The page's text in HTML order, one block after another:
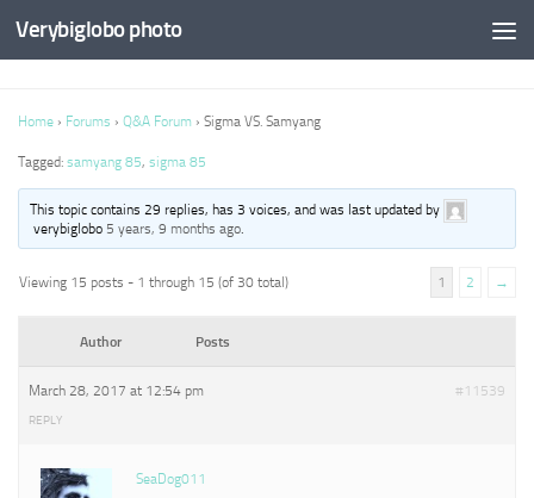
Verybiglobo photo
Home › Forums › Q&A Forum › Sigma VS. Samyang
Tagged: samyang 85, sigma 85
This topic contains 29 replies, has 3 voices, and was last updated by
verybiglobo 5 years, 9 months ago.
Viewing 15 posts - 1 through 15 (of 30 total) 1 2 →
Author Posts
March 28, 2017 at 12:54 pm #11539
REPLY
SeaDog011